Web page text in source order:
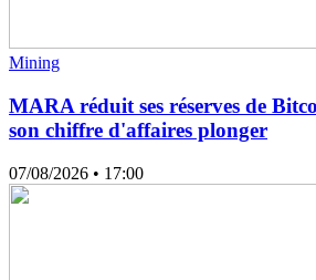
Mining
MARA réduit ses réserves de
son chiffre d'affaires plonger
07/08/2026 • 17:00